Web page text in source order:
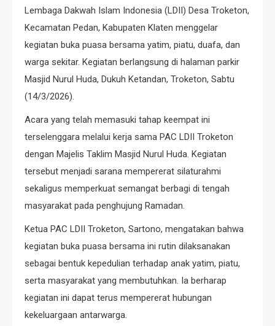
Lembaga Dakwah Islam Indonesia (LDII) Desa Troketon,
Kecamatan Pedan, Kabupaten Klaten menggelar
kegiatan buka puasa bersama yatim, piatu, duafa, dan
warga sekitar. Kegiatan berlangsung di halaman parkir
Masjid Nurul Huda, Dukuh Ketandan, Troketon, Sabtu
(14/3/2026).
Acara yang telah memasuki tahap keempat ini
terselenggara melalui kerja sama PAC LDII Troketon
dengan Majelis Taklim Masjid Nurul Huda. Kegiatan
tersebut menjadi sarana mempererat silaturahmi
sekaligus memperkuat semangat berbagi di tengah
masyarakat pada penghujung Ramadan.
Ketua PAC LDII Troketon, Sartono, mengatakan bahwa
kegiatan buka puasa bersama ini rutin dilaksanakan
sebagai bentuk kepedulian terhadap anak yatim, piatu,
serta masyarakat yang membutuhkan. Ia berharap
kegiatan ini dapat terus mempererat hubungan
kekeluargaan antarwarga.